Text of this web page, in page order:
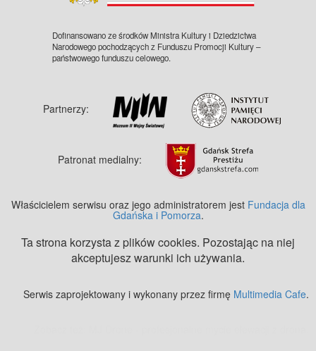
Dofinansowano ze środków Ministra Kultury i Dziedzictwa
Narodowego pochodzących z Funduszu Promocji Kultury –
państwowego funduszu celowego.
Partnerzy:
Patronat medialny:
Właścicielem serwisu oraz jego administratorem jest Fundacja dla
Gdańska i Pomorza.
Ta strona korzysta z plików cookies. Pozostając na niej
akceptujesz warunki ich używania.
Serwis zaprojektowany i wykonany przez firmę Multimedia Cafe.